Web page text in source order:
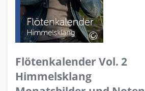
Flötenkalender Vol. 2
Himmelsklang